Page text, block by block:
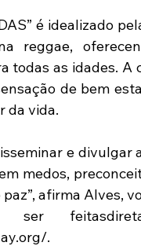
é idealizado
reggae,
todas as idades.
de bem
da vida.
e divulgar
medos,
afirma Alves,
ser
.